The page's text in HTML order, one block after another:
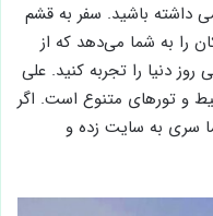
داشته باشید. سفر به قشم
را به شما می‌دهد که از
روز دنیا را تجربه کنید. علی
و تور‌های متنوع است. اگر
سری به سایت زده و